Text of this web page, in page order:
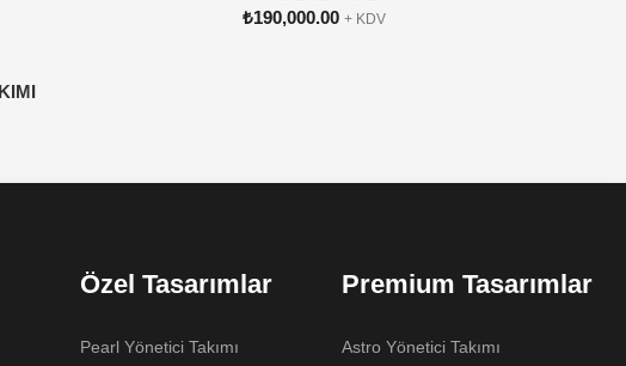
₺190,000.00 + KDV
Özel Tasarımlar
Pearl Yönetici Takımı
Premium Tasarımlar
Astro Yönetici Takımı